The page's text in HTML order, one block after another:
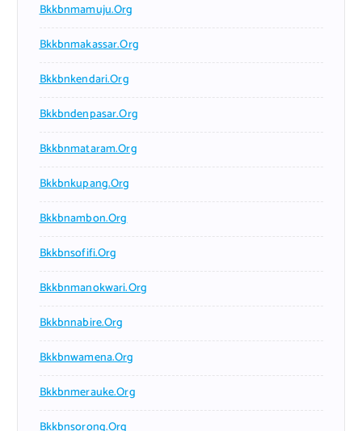
Bkkbnmamuju.org
Bkkbnmakassar.org
Bkkbnkendari.org
Bkkbndenpasar.org
Bkkbnmataram.org
Bkkbnkupang.org
Bkkbnambon.org
Bkkbnsofifi.org
Bkkbnmanokwari.org
Bkkbnnabire.org
Bkkbnwamena.org
Bkkbnmerauke.org